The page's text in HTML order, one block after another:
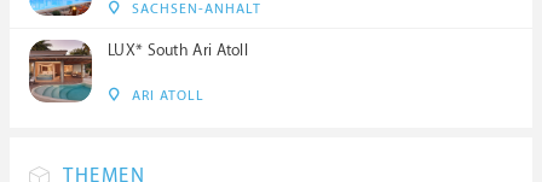
SACHSEN-ANHALT
LUX* South Ari Atoll
ARI ATOLL
THEMEN